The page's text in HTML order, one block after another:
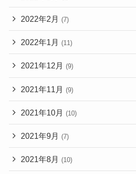
2022年2月 (7)
2022年1月 (11)
2021年12月 (9)
2021年11月 (9)
2021年10月 (10)
2021年9月 (7)
2021年8月 (10)